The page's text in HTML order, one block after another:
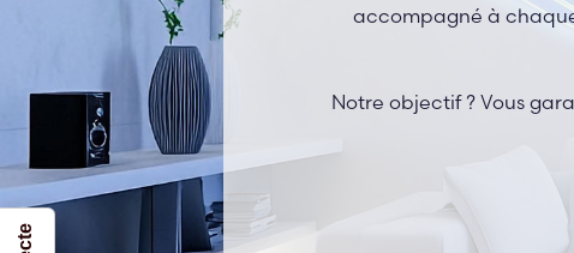
accompagné à
Notre objectif ? Vous